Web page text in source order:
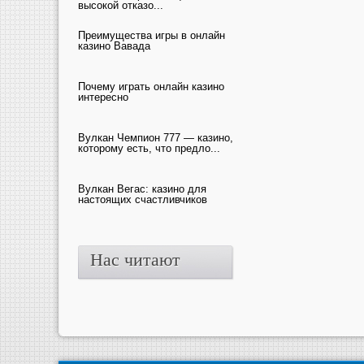
высокой отказо...
Преимущества игры в онлайн
казино Вавада
Почему играть онлайн казино
интересно
Вулкан Чемпион 777 — казино,
которому есть, что предло...
Вулкан Вегас: казино для
настоящих счастливчиков
Нас читают